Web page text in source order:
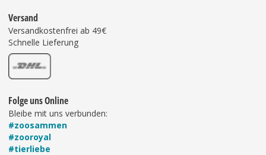
Versand
Versandkostenfrei ab 49€
Schnelle Lieferung
Folge uns Online
Bleibe mit uns verbunden:
#zoosammen
#zooroyal
#tierliebe